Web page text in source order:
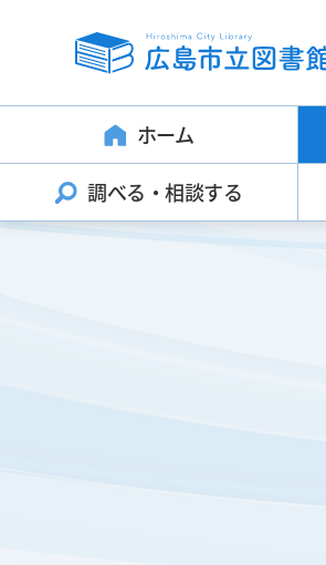
ホーム
調べる・相談する